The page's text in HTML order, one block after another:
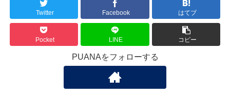
Twitter Facebook はてブ
Pocket LINE コピー
PUANAをフォローする